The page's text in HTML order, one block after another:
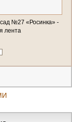
№27 «Росинка» -
лента